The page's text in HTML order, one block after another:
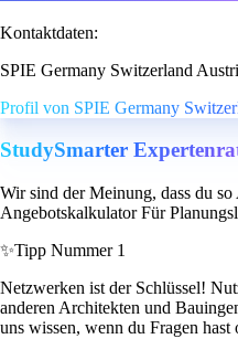
Kontaktdaten:
SPIE Germany Switzerland
Profil von SPIE Germany
StudySmarter
Wir sind der Meinung, dass du
Angebotskalkulator Für
✨Tipp Nummer 1
Netzwerken ist der Schlüssel!
anderen Architekten und
uns wissen, wenn du Fragen